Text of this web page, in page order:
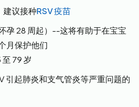
建议接种RSV 疫苗
孕 28 周起）--这将有助于在宝宝
月保护他们
79 岁
引起肺炎和支气管炎等严重问题的